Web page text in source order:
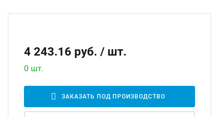
ООО "ИРБИС-5"
модули питания
4 243.16 руб. / шт.
0 шт.
ЗАКАЗАТЬ ПОД ПРОИЗВОДСТВО